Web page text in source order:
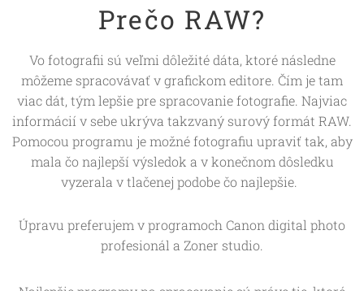
Prečo RAW?
Vo fotografii sú veľmi dôležité dáta, ktoré následne
môžeme spracovávať v grafickom editore. Čím je tam
viac dát, tým lepšie pre spracovanie fotografie. Najviac
informácií v sebe ukrýva takzvaný surový formát RAW.
Pomocou programu je možné fotografiu upraviť tak, aby
mala čo najlepší výsledok a v konečnom dôsledku
vyzerala v tlačenej podobe čo najlepšie.
Úpravu preferujem v programoch Canon digital photo
profesionál a Zoner studio.